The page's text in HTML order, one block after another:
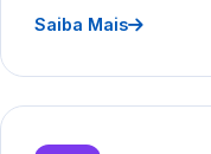
Saiba Mais